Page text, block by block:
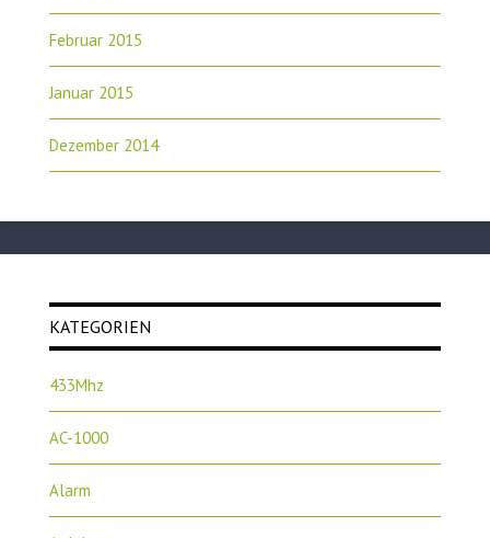
Februar 2015
Januar 2015
Dezember 2014
KATEGORIEN
433Mhz
AC-1000
Alarm